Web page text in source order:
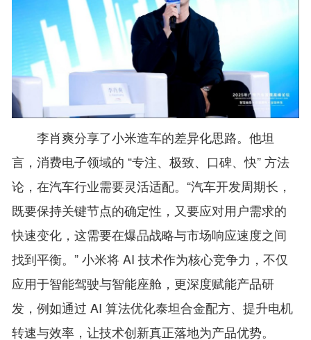
李肖爽分享了小米造车的差异化思路。他坦
言，消费电子领域的 “专注、极致、口碑、快” 方法
论，在汽车行业需要灵活适配。“汽车开发周期长，
既要保持关键节点的确定性，又要应对用户需求的
快速变化，这需要在爆品战略与市场响应速度之间
找到平衡。” 小米将 AI 技术作为核心竞争力，不仅
应用于智能驾驶与智能座舱，更深度赋能产品研
发，例如通过 AI 算法优化泰坦合金配方、提升电机
转速与效率，让技术创新真正落地为产品优势。